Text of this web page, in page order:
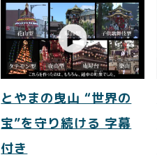
とやまの曳山 “世界の
宝”を守り続ける 字幕
付き